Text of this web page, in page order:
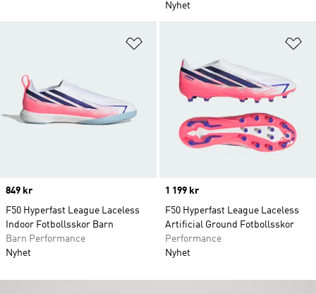
Nyhet
Price
849 kr
F50 Hyperfast League Laceless
Indoor Fotbollsskor Barn
Barn Performance
Nyhet
Price
1 199 kr
F50 Hyperfast League Laceless
Artificial Ground Fotbollsskor
Performance
Nyhet